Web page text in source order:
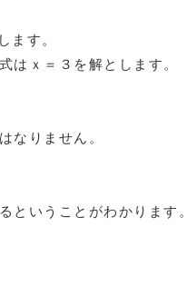
ます。
はｘ＝３を解とします。
なりません。
ということがわかります。